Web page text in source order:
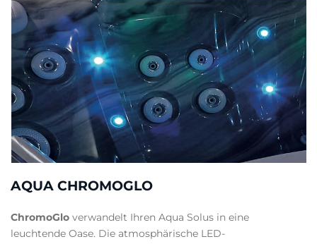
AQUA CHROMOGLO
ChromoGlo verwandelt Ihren Aqua Solus in eine
leuchtende Oase. Die atmosphärische LED-